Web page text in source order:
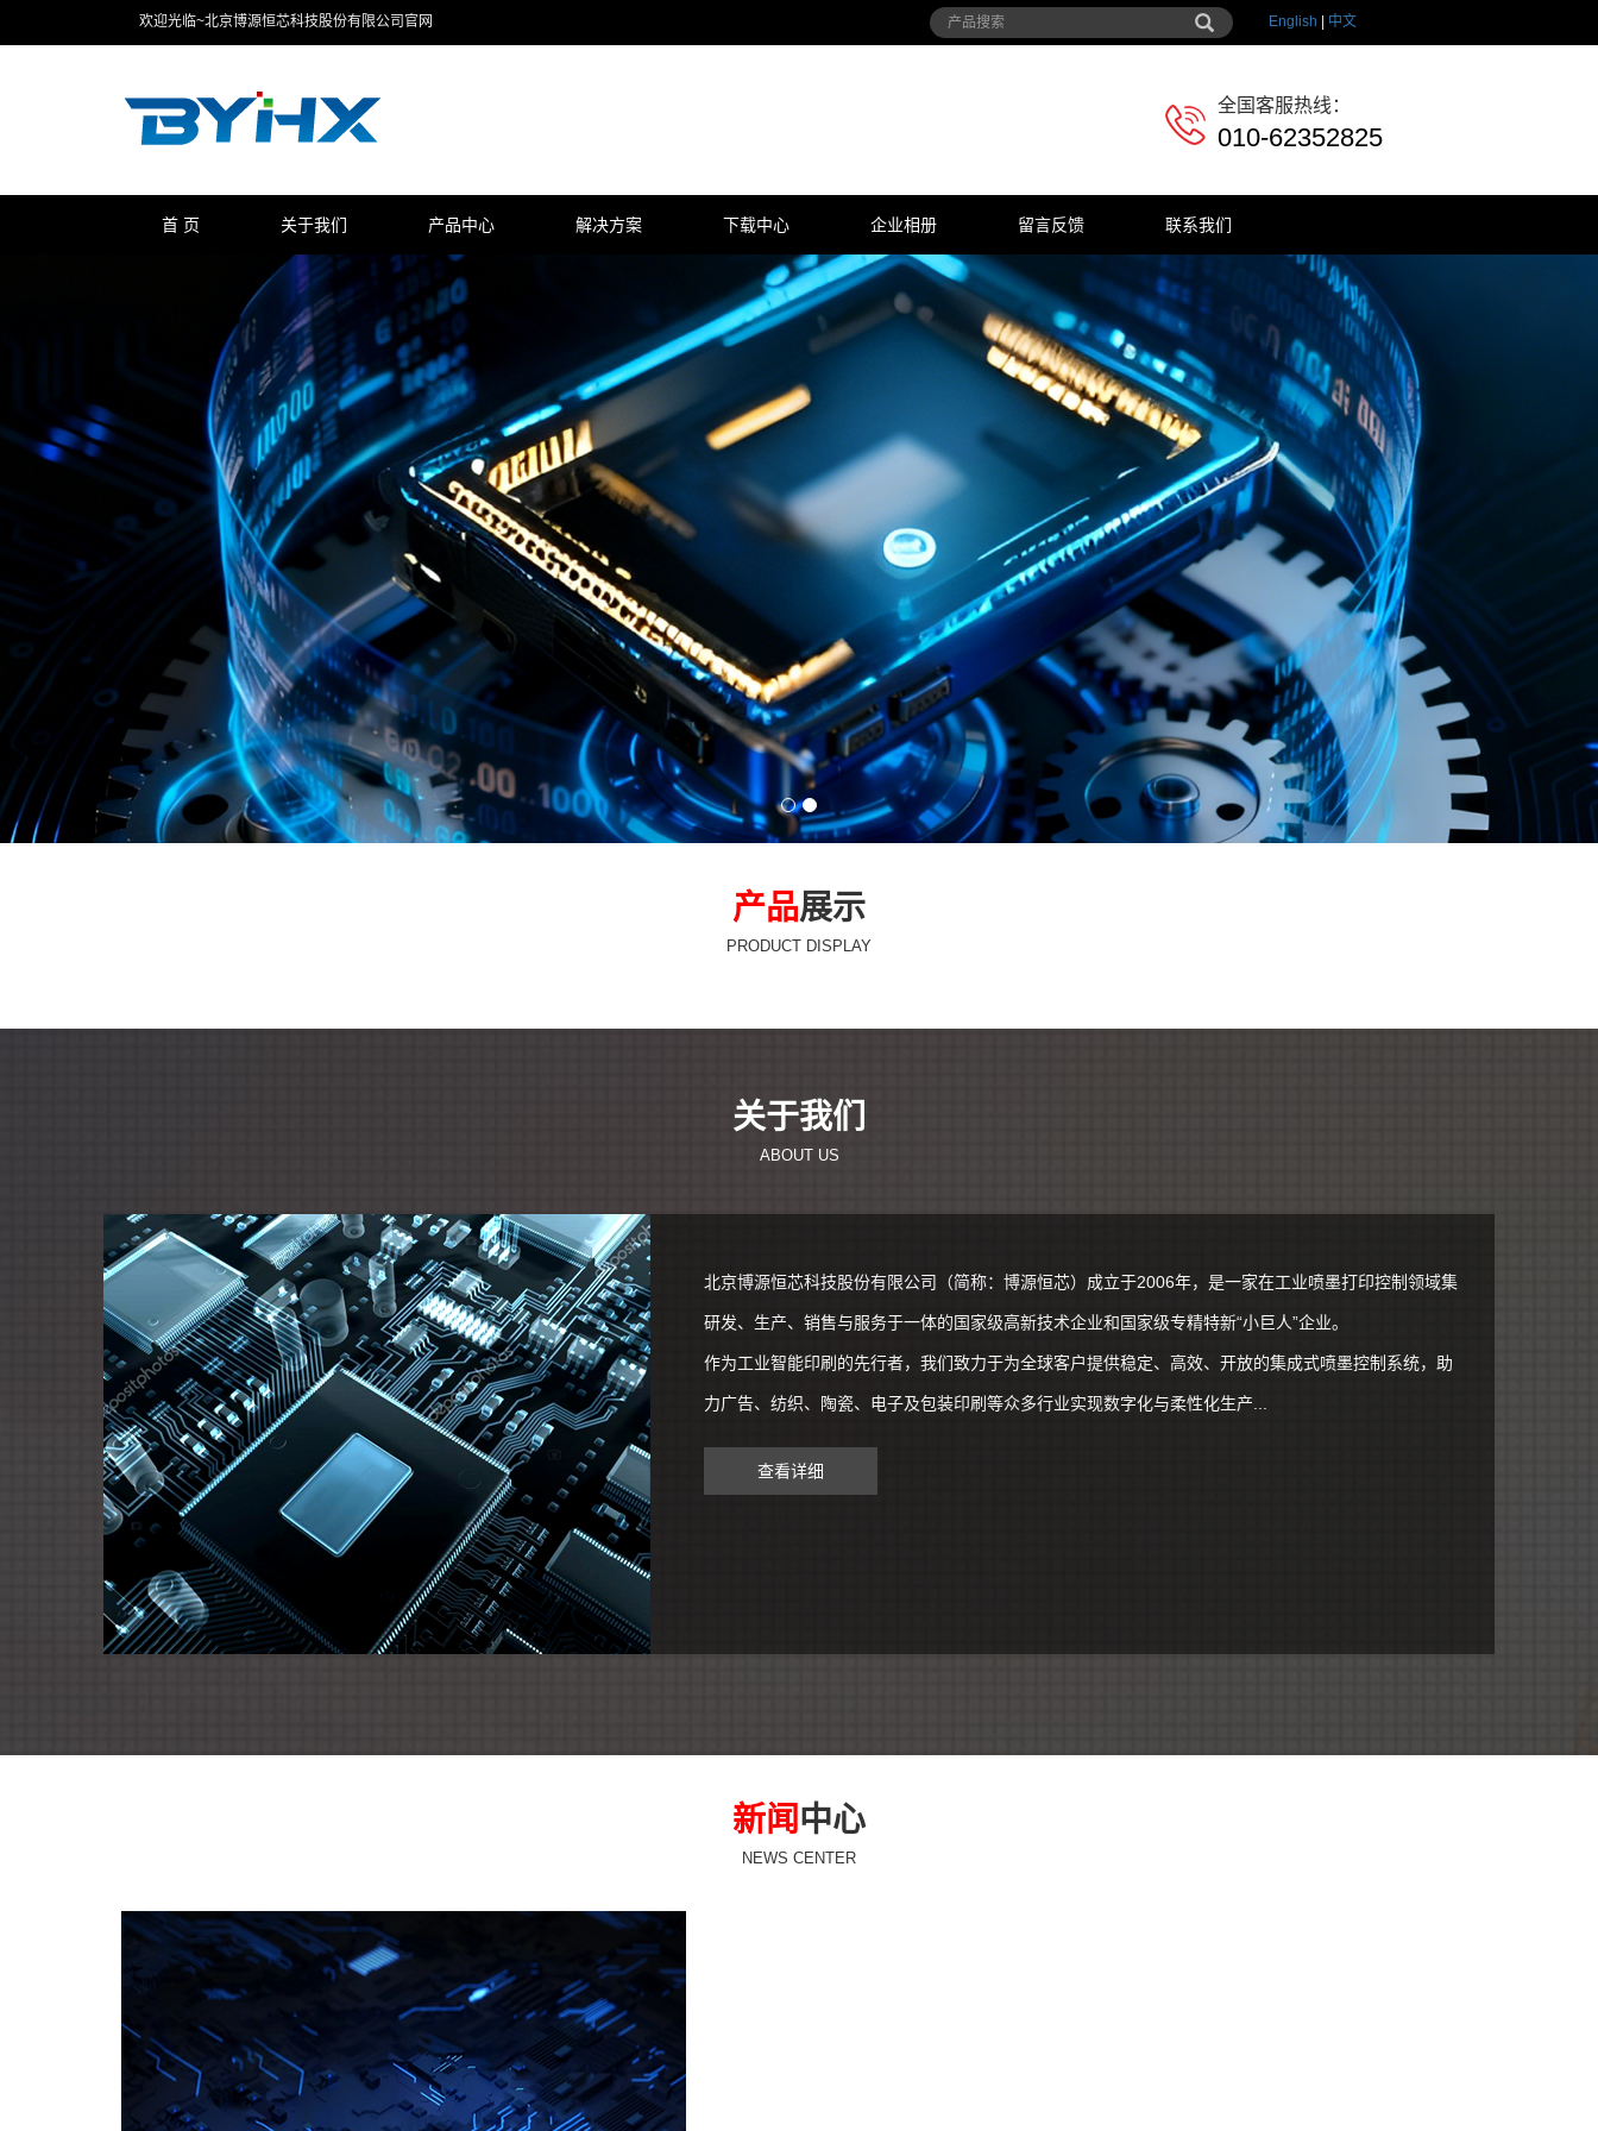
欢迎光临~北京博源恒芯科技股份有限公司官网 English 中文
全国客服热线：
010-62352825
首 页 关于我们 产品中心 解决方案 下载中心 企业相册 留言反馈 联系我们
产品展示
PRODUCT DISPLAY
关于我们
ABOUT US
北京博源恒芯科技股份有限公司（简称：博源恒芯）成立于2006年，是一家在工业喷墨打印控制领域集
研发、生产、销售与服务于一体的国家级高新技术企业和国家级专精特新“小巨人”企业。
作为工业智能印刷的先行者，我们致力于为全球客户提供稳定、高效、开放的集成式喷墨控制系统，助
力广告、纺织、陶瓷、电子及包装印刷等众多行业实现数字化与柔性化生产...
查看详细
新闻 中心
NEWS CENTER